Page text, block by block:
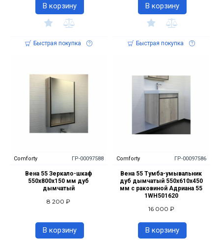
В корзину
Быстрая покупка
В корзину
Быстрая покупка
Comforty ГР-00097588
Вена 55 Зеркало-шкаф
550х800х150 мм дуб
дымчатый
8 200 ₽
В корзину
Comforty ГР-00097586
Вена 55 Тумба-умывальник
дуб дымчатый 550х610х450
мм с раковиной Адриана 55
1WH501620
16 000 ₽
В корзину